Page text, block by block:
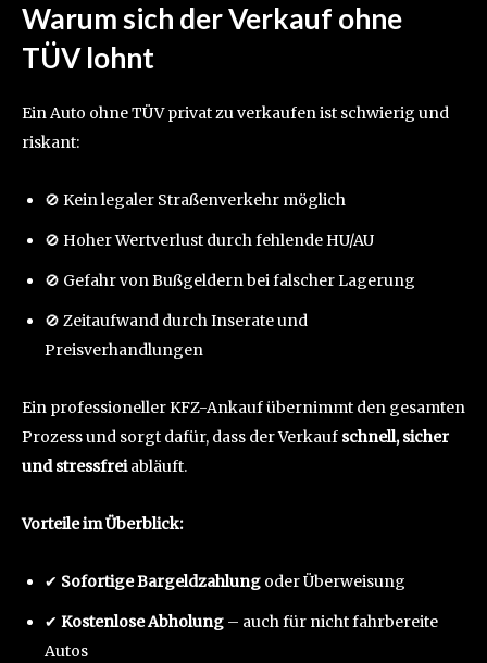
Warum sich der Verkauf ohne
TÜV lohnt
Ein Auto ohne TÜV privat zu verkaufen ist schwierig und
riskant:
🚫 Kein legaler Straßenverkehr möglich
🚫 Hoher Wertverlust durch fehlende HU/AU
🚫 Gefahr von Bußgeldern bei falscher Lagerung
🚫 Zeitaufwand durch Inserate und
Preisverhandlungen
Ein professioneller KFZ-Ankauf übernimmt den gesamten
Prozess und sorgt dafür, dass der Verkauf schnell, sicher
und stressfreiabläuft.
Vorteile im Überblick:
✔ Sofortige Bargeldzahlung oder Überweisung
✔ Kostenlose Abholung – auch für nicht fahrbereite
Autos